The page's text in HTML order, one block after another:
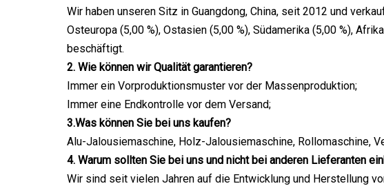
Wir haben unseren Sitz in Guangdong, China, seit 2012 und
Osteuropa (5,00 %), Ostasien (5,00 %), Südamerika (5,00 %),
beschäftigt.
2. Wie können wir Qualität garantieren?
Immer ein Vorproduktionsmuster vor der Massenproduktion;
Immer eine Endkontrolle vor dem Versand;
3.Was können Sie bei uns kaufen?
Alu-Jalousiemaschine, Holz-Jalousiemaschine, Rollomaschine,
4. Warum sollten Sie bei uns und nicht bei anderen Lieferanten
Wir sind seit vielen Jahren auf die Entwicklung und Herstellung